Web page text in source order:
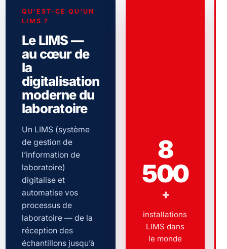
QU’EST-CE QU’UN
LIMS ?
Le LIMS —
au cœur de
la
digitalisation
moderne du
laboratoire
Un LIMS (système
de gestion de
l’information de
laboratoire)
digitalise et
automatise vos
processus de
laboratoire — de la
réception des
échantillons jusqu’à
8
500
+
installations
LIMS dans
le monde